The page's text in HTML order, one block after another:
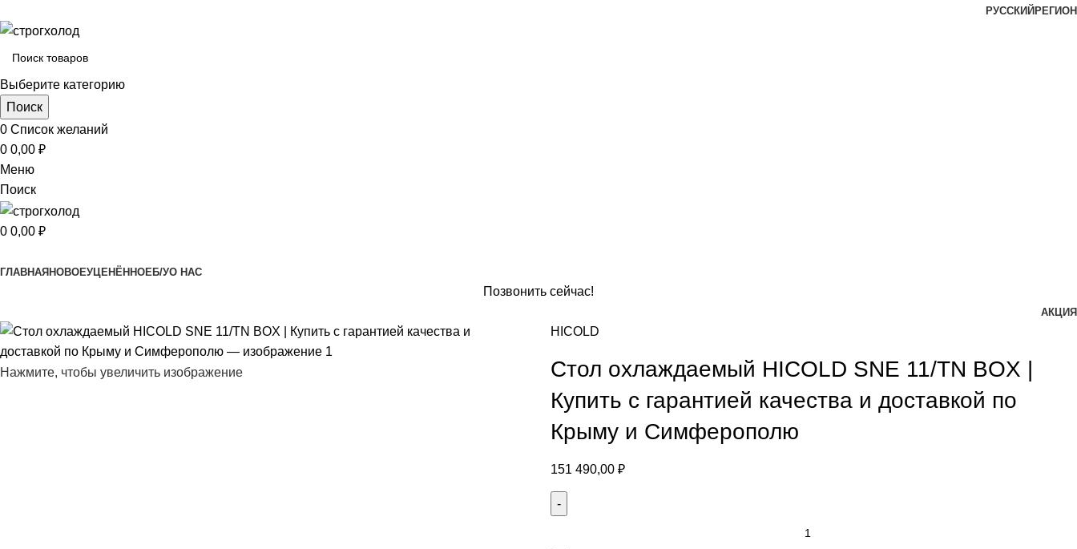
РУССКИЙ РЕГИОН
Выберите категорию
Поиск
0 Список желаний
0 0,00 ₽
Меню
Поиск
0 0,00 ₽
ГЛАВНАЯНОВОЕУЦЕНЁННОЕБ/УО НАС
Позвонить сейчас!
АКЦИЯ
Нажмите, чтобы увеличить изображение
HICOLD
Стол охлаждаемый HICOLD SNE 11/TN BOX |
Купить с гарантией качества и доставкой по
Крыму и Симферополю
151 490,00 ₽